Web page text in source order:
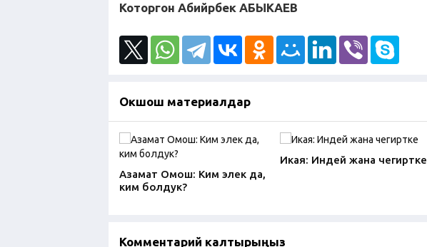
Которгон Абийрбек АБЫКАЕВ
Окшош материалдар
Азамат Омош: Ким элек да,
ким болдук?
Икая: Индей жана чегиртке
Комментарий калтырыңыз